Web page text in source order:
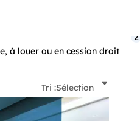
à louer ou en cession droit
2
Tri :Sélection